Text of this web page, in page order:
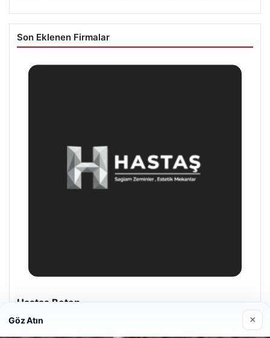
Son Eklenen Firmalar
Enes Kaplan Avukatlık Bürosu
28/04/2026
Göz Atın ×